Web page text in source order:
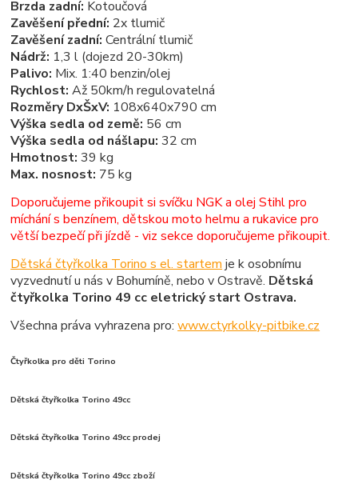
Brzda zadní: Kotoučová
Zavěšení přední: 2x tlumič
Zavěšení zadní:Centrální tlumič
Nádrž: 1,3 l (dojezd 20-30km)
Palivo: Mix. 1:40 benzin/olej
Rychlost:Až 50km/h regulovatelná
Rozměry DxŠxV: 108x640x790 cm
Výška sedla od země: 56 cm
Výška sedla od nášlapu: 32 cm
Hmotnost: 39 kg
Max. nosnost: 75 kg
Doporučujeme přikoupit si svíčku NGK a olej Stihl pro
míchání s benzínem, dětskou moto helmu a rukavice pro
větší bezpečí při jízdě - viz sekce doporučujeme přikoupit.
Dětská čtyřkolka Torino s el. startem je k osobnímu
vyzvednutí u nás v Bohumíně, nebo v Ostravě. Dětská
čtyřkolka Torino 49 cc eletrický start Ostrava.
Všechna práva vyhrazena pro:www.ctyrkolky-pitbike.cz
Čtyřkolka pro děti Torino
Dětská čtyřkolka Torino 49cc
Dětská čtyřkolka Torino 49cc prodej
Dětská čtyřkolka Torino 49cc zboží